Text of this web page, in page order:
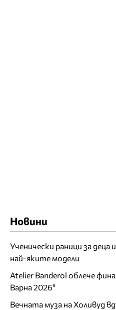
Новини
Ученически раници за деца
най-яките модели
Atelier Banderol облече
Варна 2026"
Вечната муза на Холивуд